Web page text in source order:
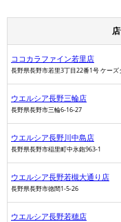
ココカラファイン若里店
長野県長野市若里3丁目22番1号 ケー
ウエルシア長野三輪店
長野県長野市三輪6-16-27
ウエルシア長野川中島店
長野県長野市稲里町中氷鉋963-1
ウエルシア長野若槻大通り店
長野県長野市徳間1-5-26
ウエルシア長野若穂店